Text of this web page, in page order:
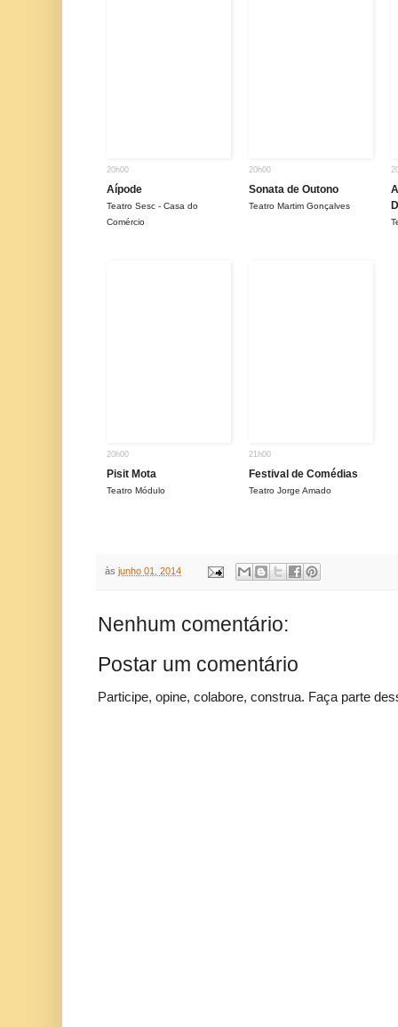
20h00
Aípode
Teatro Sesc - Casa do
Comércio
20h00
Sonata de Outono
Teatro Martim Gonçalves
20h00
Pisit Mota
Teatro Módulo
21h00
Festival de Comédias
Teatro Jorge Amado
às junho 01, 2014
Nenhum comentário:
Postar um comentário
Participe, opine, colabore, construa. Faça parte